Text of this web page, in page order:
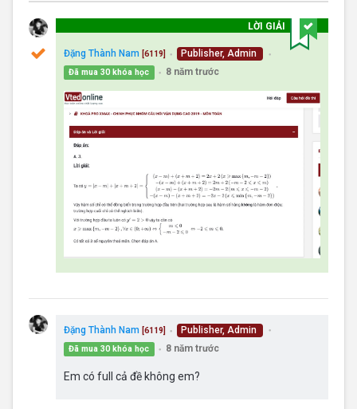
LỜI GIẢI
Đặng Thành Nam [6119] ● Publisher, Admin ●
Đã mua 30 khóa học ● 8 năm trước
Đặng Thành Nam [6119] ● Publisher, Admin ●
Đã mua 30 khóa học ● 8 năm trước
Em có full cả đề không em?